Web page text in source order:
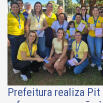
Prefeitura realiza Pit